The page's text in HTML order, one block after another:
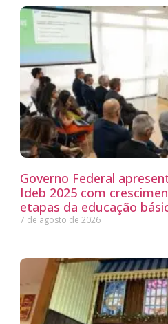
Governo Federal
Ideb 2025 com
etapas da educação
7 de agosto de 2026